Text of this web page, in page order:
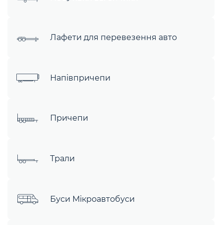
Лафети для перевезення авто
Напівпричепи
Причепи
Трали
Буси Мікроавтобуси